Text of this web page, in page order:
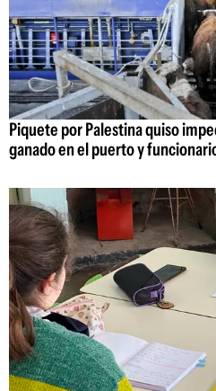
Piquete por Palestina quiso
ganado en el puerto y